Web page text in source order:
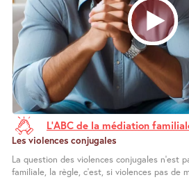
L’ABC de la médiation
Les violences conjugales
La question des violences conjugales n’est
familiale, la règle, c’est, si violences pas de